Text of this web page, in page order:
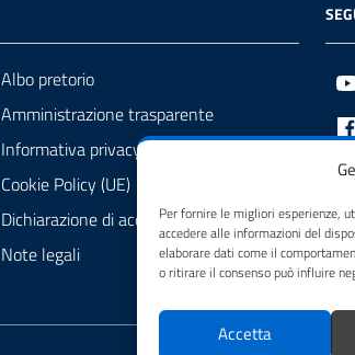
Per fornire le migliori esperienze,
accedere alle informazioni del
elaborare dati come il
o ritirare il consenso può influire
Accetta
Albo pretorio
Amministrazione trasparente
Informativa privacy
Cookie Policy (UE)
Dichiarazione di accessibilità
Note legali